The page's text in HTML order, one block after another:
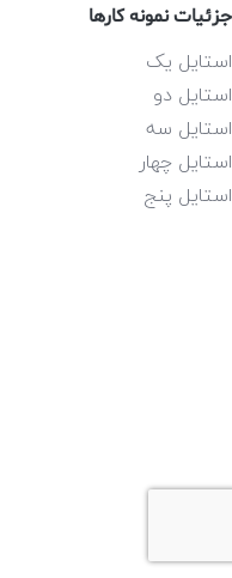
جزئیات نمونه کارها
استایل یک
استایل دو
استایل سه
استایل چهار
استایل پنج